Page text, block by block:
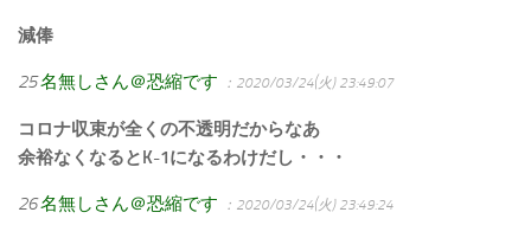
減俸
25名無しさん＠恐縮です ：2020/03/24(火) 23:49:07
コロナ収束が全くの不透明だからなあ
余裕なくなるとK-1になるわけだし・・・
26名無しさん＠恐縮です ：2020/03/24(火) 23:49:24